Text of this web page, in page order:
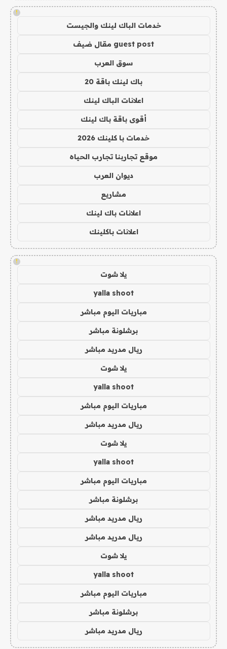
!
خدمات الباك لينك والجيست
guest post مقال ضيف
سوق العرب
باك لينك باقة 20
اعلانات الباك لينك
أقوى باقة باك لينك
خدمات با كلينك 2026
موقع تجاربنا تجارب الحياه
ديوان العرب
مشاريع
اعلانات باك لينك
اعلانات باكلينك
!
يلا شوت
yalla shoot
مباريات اليوم مباشر
برشلونة مباشر
ريال مدريد مباشر
يلا شوت
yalla shoot
مباريات اليوم مباشر
ريال مدريد مباشر
يلا شوت
yalla shoot
مباريات اليوم مباشر
برشلونة مباشر
ريال مدريد مباشر
ريال مدريد مباشر
يلا شوت
yalla shoot
مباريات اليوم مباشر
برشلونة مباشر
ريال مدريد مباشر